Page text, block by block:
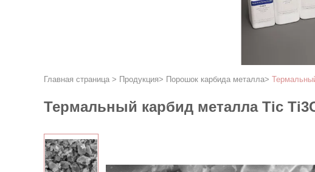
Главная страница > Продукция> Порошок карбида металла>
Термальный карбид металла Tic